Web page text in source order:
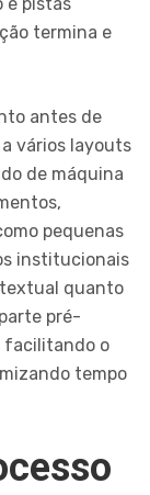
e pistas
termina e
antes de
vários layouts
de máquina
pequenas
institucionais
quanto
pré-
facilitando o
tempo